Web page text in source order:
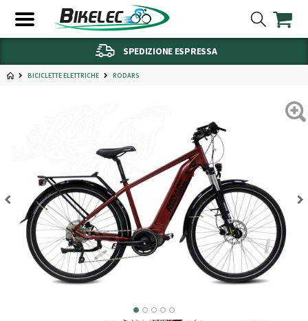
SPEDIZIONE ESPRESSA
BICICLETTE ELETTRICHE RODARS